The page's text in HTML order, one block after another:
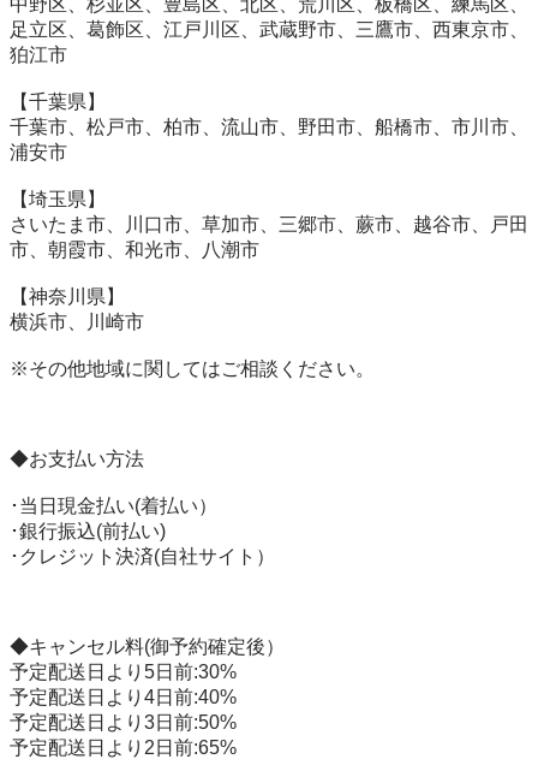
中野区、杉並区、豊島区、北区、荒川区、板橋区、練馬区、
足立区、葛飾区、江戸川区、武蔵野市、三鷹市、西東京市、
狛江市
【千葉県】
千葉市、松戸市、柏市、流山市、野田市、船橋市、市川市、
浦安市
【埼玉県】
さいたま市、川口市、草加市、三郷市、蕨市、越谷市、戸田
市、朝霞市、和光市、八潮市
【神奈川県】
横浜市、川崎市
※その他地域に関してはご相談ください。
◆お支払い方法
･当日現金払い(着払い）
･銀行振込(前払い)
･クレジット決済(自社サイト）
◆キャンセル料(御予約確定後）
予定配送日より5日前:30%
予定配送日より4日前:40%
予定配送日より3日前:50%
予定配送日より2日前:65%